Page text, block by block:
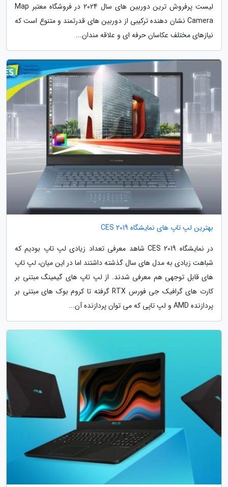
لیست پرفروش ترین دوربین های سال 2024 در فروشگاه معتبر Map
Camera نشان دهنده ترکیبی از دوربین های قدرتمند و متنوع است که
نیازهای مختلف عکاسان حرفه ای و علاقه مندان...
بهترین لپ تاپ های نمایشگاه CES 2019
در نمایشگاه CES 2019 شاهد معرفی تعداد زیادی لپ تاپ بودیم که
شباهت زیادی به مدل های سال گذشته داشتند اما در این میان، لپ تاپ
های قابل توجهی هم معرفی شدند. از لپ تاپ های گیمینگ مبتنی بر
کارت های گرافیک جی فورس RTX گرفته تا کروم بوک های مبتنی بر
پردازنده AMD و لپ تاپی که می توان پردازنده آن...